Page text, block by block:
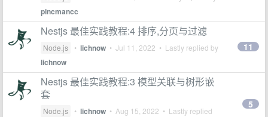
pincmancc
Nestjs 最佳实践教程:4 排序,分页与过滤
Node.js • lichnow • Jul 11, 2022 • Lastly replied by
lichnow
11
Nestjs 最佳实践教程:3 模型关联与树形嵌
套
Node.js • lichnow • Aug 15, 2022 • Lastly replied
5